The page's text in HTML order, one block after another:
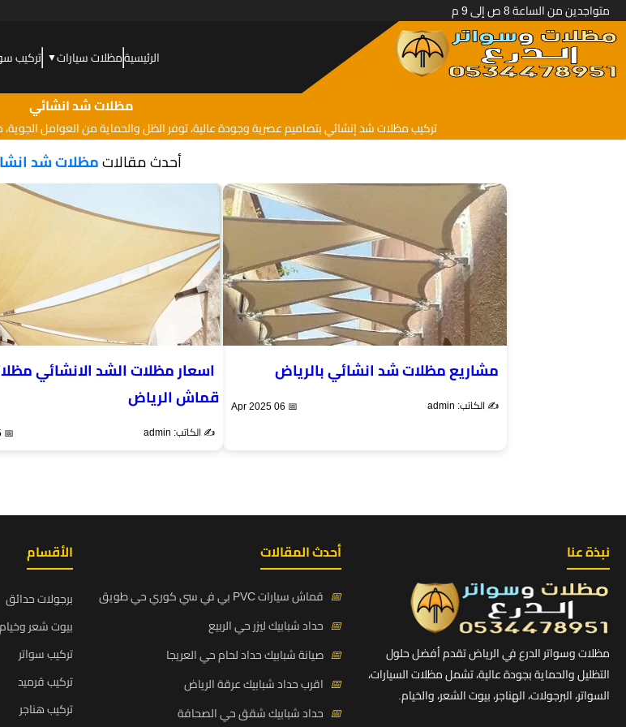
متواجدين من الساعة 8 ص إلى 9 م
الرئيسيةمظلات سيارات▼ تركيب
مظلات شد انشائي
تركيب مظلات شد إنشائي بتصاميم عصرية وجودة عالية، توفر الظل والحماية من العوامل الجوية،
أحدث مقالاتمظلات شد
مشاريع مظلات شد انشائي بالرياض
✍️ الكاتب: admin 📅 06 Apr 2025
اسعار مظلات الشد الانشائي
قماش الرياض
✍️ الكاتب: admin 📅 25 Apr 2025
نبذة عنا
مظلات وسواتر الدرع في الرياض تقدم أفضل حلول
التظليل والحماية بجودة عالية، تشمل مظلات السيارات،
السواتر، البرجولات، الهناجر، بيوت الشعر، والخيام.
أحدث المقالات
📅 قماش سيارات PVC بي في سي كوري حي طويق
📅 حداد شبابيك ليزر حي الربيع
📅 صيانة شبابيك حداد لحام حي العريجا
📅 اقرب حداد شبابيك عرقة الرياض
📅 حداد شبابيك شقق حي الصحافة
الأقسام
برجولات حدائق
بيوت شعر وخيام
تركيب سواتر
تركيب قرميد
تركيب هناجر